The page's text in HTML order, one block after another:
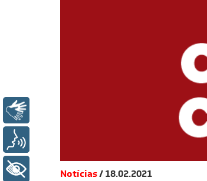
Notícias 18.02.2021
+ Acessibilidade